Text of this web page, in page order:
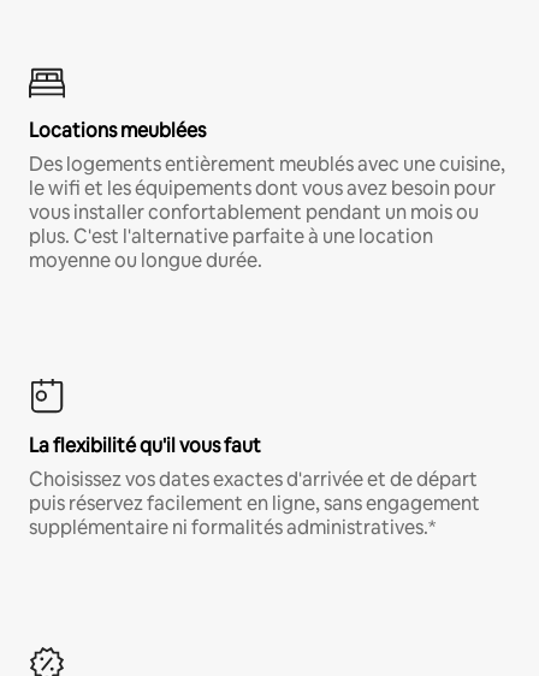
Locations meublées
Des logements entièrement meublés avec une cuisine,
le wifi et les équipements dont vous avez besoin pour
vous installer confortablement pendant un mois ou
plus. C'est l'alternative parfaite à une location
moyenne ou longue durée.
La flexibilité qu'il vous faut
Choisissez vos dates exactes d'arrivée et de départ
puis réservez facilement en ligne, sans engagement
supplémentaire ni formalités administratives.*